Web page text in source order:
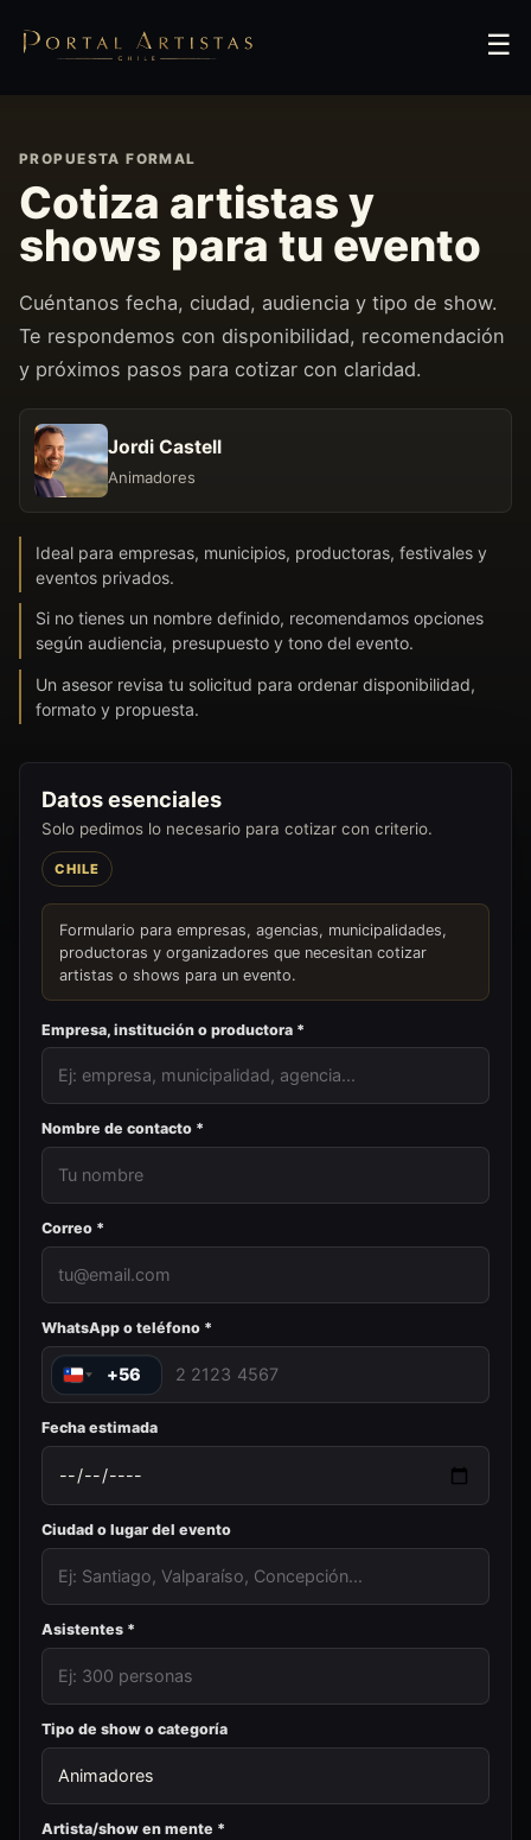
☰
PROPUESTA FORMAL
Cotiza artistas y
shows para tu evento
Cuéntanos fecha, ciudad, audiencia y tipo de show.
Te respondemos con disponibilidad, recomendación
y próximos pasos para cotizar con claridad.
Jordi Castell
Animadores
Ideal para empresas, municipios, productoras, festivales y
eventos privados.
Si no tienes un nombre definido, recomendamos opciones
según audiencia, presupuesto y tono del evento.
Un asesor revisa tu solicitud para ordenar disponibilidad,
formato y propuesta.
Datos esenciales
Solo pedimos lo necesario para cotizar con criterio.
CHILE
Formulario para empresas, agencias, municipalidades,
productoras y organizadores que necesitan cotizar
artistas o shows para un evento.
Empresa, institución o productora *
Nombre de contacto *
Correo *
WhatsApp o teléfono *
+56
Fecha estimada
Ciudad o lugar del evento
Asistentes *
Tipo de show o categoría
Artista/show en mente *